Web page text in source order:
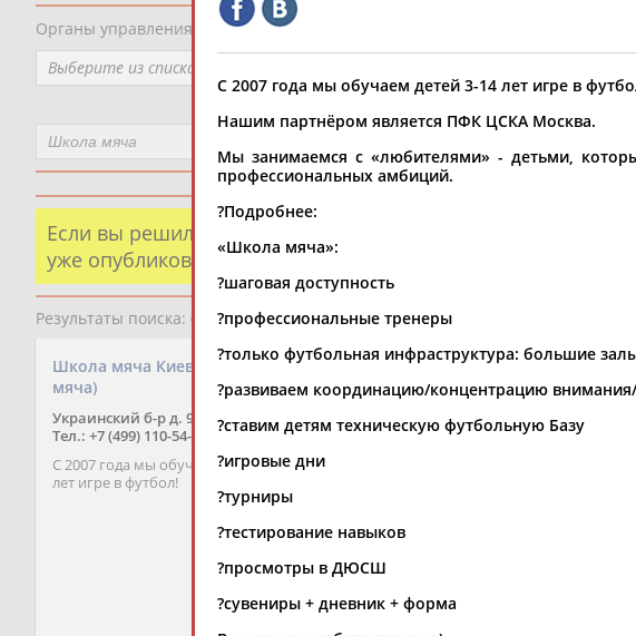
Органы управления, федерации, ВУЗы, Академии и т.п.
Выберите из списка
Если вы решили разместить информацию о хорошо
уже опубликованных данных и хотите ее исправить,
Результаты поиска: 6 организаций
Школа мяча Киевская (Школа
мяча)
Украинский б-р д. 9
Тел.: +7 (499) 110-54-69
С 2007 года мы обучаем детей 3-14
лет игре в футбол!
Школа мяча Крылатское
(Школа Мяча)
Ул Крылатская 10с10
Тел.: +7 (499) 110-54-69
С 2007 года мы обучаем детей 3-14 лет игре в
Нашим партнёром является ПФК ЦСКА Москва.
Мы занимаемся с «любителями» - детьми,
профессиональных амбиций.
?Подробнее:
«Школа мяча»:
?шаговая доступность
?профессиональные тренеры
?только футбольная инфраструктура: большие
?развиваем координацию/концентрацию
?ставим детям техническую футбольную Базу
?игровые дни
?турниры
?тестирование навыков
?просмотры в ДЮСШ
?сувениры + дневник + форма